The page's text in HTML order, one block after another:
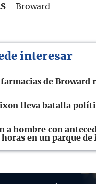
Broward
interesar
farmacias de
lleva batalla
a hombre con
en un parque de